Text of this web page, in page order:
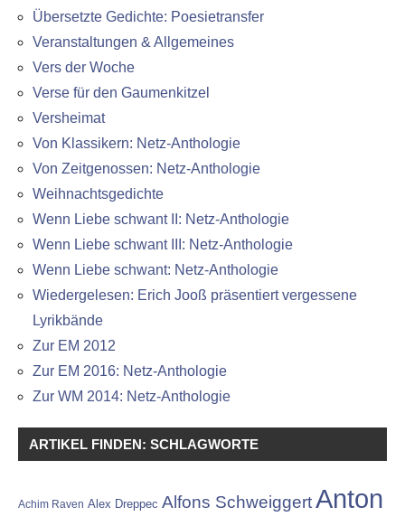
Übersetzte Gedichte: Poesietransfer
Veranstaltungen & Allgemeines
Vers der Woche
Verse für den Gaumenkitzel
Versheimat
Von Klassikern: Netz-Anthologie
Von Zeitgenossen: Netz-Anthologie
Weihnachtsgedichte
Wenn Liebe schwant II: Netz-Anthologie
Wenn Liebe schwant III: Netz-Anthologie
Wenn Liebe schwant: Netz-Anthologie
Wiedergelesen: Erich Jooß präsentiert vergessene
Lyrikbände
Zur EM 2012
Zur EM 2016: Netz-Anthologie
Zur WM 2014: Netz-Anthologie
ARTIKEL FINDEN: SCHLAGWORTE
Achim Raven Alex Dreppec Alfons SchweiggertAnton